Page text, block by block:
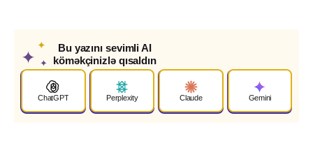
✦
✦
✦
Bu yazını sevimli AI
köməkçinizlə qısaldın
ChatGPT Perplexity Claude Gemini